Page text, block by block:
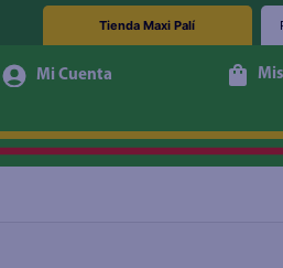
Tienda Maxi Palí